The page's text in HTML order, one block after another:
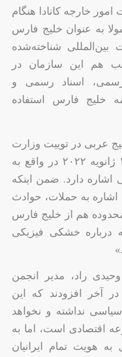
خارجه کانادا هنگام
به عنوان خلیج فارس
شناخته‌شده
هم این سازمان در
رسمی، اسناد رسمی و
خلیج فارس استفاده
عربی در توییت وزارت
امور خارجه کانادا در تاریخ ۲۴ ژانویه ۲۰۲۲ در واقع به
دارد. ضمن اینکه
اشاره به حملات، حوادث
هم از خلیج فارس
درباره خشکی فیزیکی
راد، مدیر انجمن
در آخر افزودند که این
نداشته و نخواهد
اقتصادی است، اما به
هویت تمام ایرانیان